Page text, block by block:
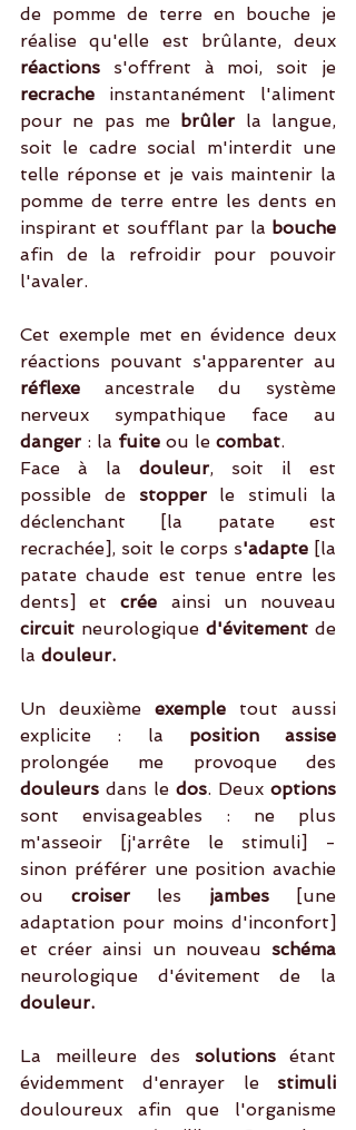
de pomme de terre en bouche je
réalise qu'elle est brûlante, deux
réactions s'offrent à moi, soit je
recrache instantanément l'aliment
pour ne pas me brûler la langue,
soit le cadre social m'interdit une
telle réponse et je vais maintenir la
pomme de terre entre les dents en
inspirant et soufflant par la
afin de la refroidir pour pouvoir
l'avaler.
Cet exemple met en évidence deux
réflexe ancestrale du système
danger : la fuite ou le combat.
Face à la douleur, soit il est
possible de stopper le stimuli la
déclenchant [la patate est
recrachée], soit le corps s'adapte [la
patate chaude est tenue entre les
dents] et crée ainsi un nouveau
circuit neurologique d'évitement de
la douleur.
Un deuxième exemple tout aussi
explicite : la position assise
douleurs dans le dos. Deux options
sont envisageables : ne plus
m'asseoir [j'arrête le stimuli] -
sinon préférer une position avachie
ou croiser les jambes [une
adaptation pour moins d'inconfort]
et créer ainsi un nouveau schéma
douleur.
La meilleure des solutions étant
évidemment d'enrayer le
douloureux afin que l'organisme